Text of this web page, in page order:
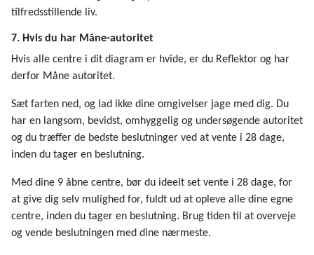
tilfredsstillende liv.
7. Hvis du har Måne-autoritet
Hvis alle centre i dit diagram er hvide, er du Reflektor og har
derfor Måne autoritet.
Sæt farten ned, og lad ikke dine omgivelser jage med dig. Du
har en langsom, bevidst, omhyggelig og undersøgende autoritet
og du træffer de bedste beslutninger ved at vente i 28 dage,
inden du tager en beslutning.
Med dine 9 åbne centre, bør du ideelt set vente i 28 dage, for
at give dig selv mulighed for, fuldt ud at opleve alle dine egne
centre, inden du tager en beslutning. Brug tiden til at overveje
og vende beslutningen med dine nærmeste.